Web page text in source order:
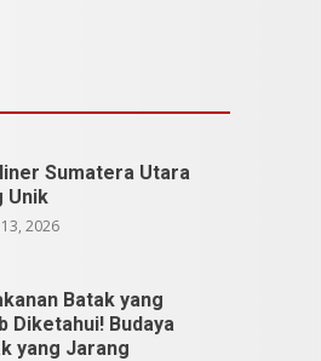
2026
Diketahui! Budaya
yang Jarang
Orang Indonesia
Batak: Misteri Tanah
Terungkap!